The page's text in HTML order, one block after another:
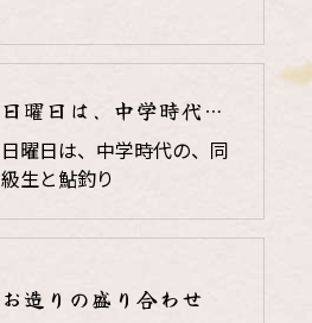
日曜日は、中学時代の、同級生と鮎釣り
日曜日は、中学時代の、同
級生と鮎釣り
お造りの盛り合わせ